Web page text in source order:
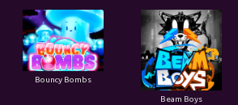
Bouncy Bombs
Beam Boys